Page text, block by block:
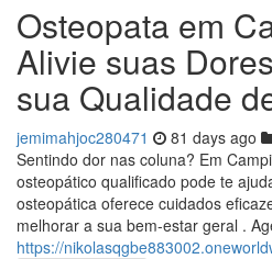
Osteopata em
Alivie suas
sua Qualidade
jemimahjoc280471 81 days ago
Sentindo dor nas coluna? Em
osteopático qualificado pode te
osteopática oferece cuidados
melhorar a sua bem-estar geral .
https://